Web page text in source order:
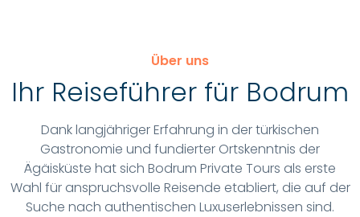
Über uns
Ihr Reiseführer für Bodrum
Dank langjähriger Erfahrung in der türkischen
Gastronomie und fundierter Ortskenntnis der
Ägäisküste hat sich Bodrum Private Tours als erste
Wahl für anspruchsvolle Reisende etabliert, die auf der
Suche nach authentischen Luxuserlebnissen sind.